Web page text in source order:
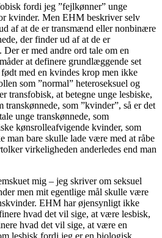
fordi jeg ”fejlkønner” unge
kvinder. Men EHM beskriver selv
af at de er transmænd eller nonbinære
der finder ud af at de er
er med andre ord tale om en
at definere grundlæggende set
med en kvindes krop men ikke
som ”normal” heteroseksuel og
transfobisk, at betegne unge lesbiske,
transkønnede, som ”kvinder”, så er det
unge transkønnede, som
kønsrolleafvigende kvinder, som
man bare skulle lade være med at råbe
virkeligheden anderledes end man
mig – jeg skriver om seksuel
men mit egentlige mål skulle være
EHM har øjensynligt ikke
hvad det vil sige, at være lesbisk,
hvad det vil sige, at være en
lesbisk fordi jeg er en biologisk